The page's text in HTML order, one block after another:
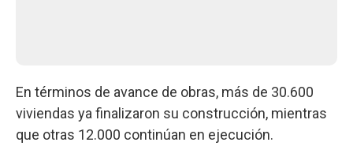
En términos de avance de obras, más de 30.600
viviendas ya finalizaron su construcción, mientras
que otras 12.000 continúan en ejecución.